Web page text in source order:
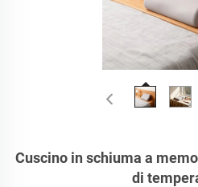
Cuscino in schiuma a
di